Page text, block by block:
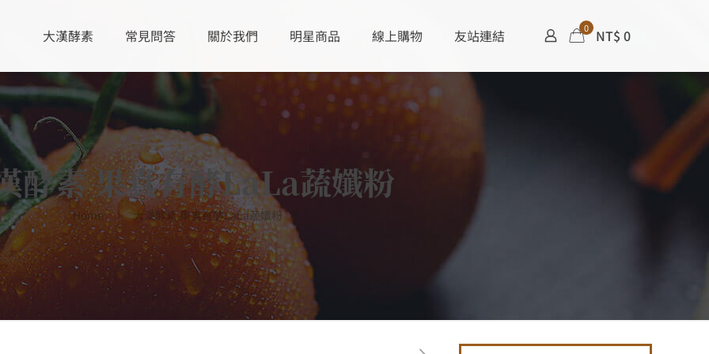
大漢酵素 常見問答 關於我們 明星商品 線上購物 友站連結 0 NT$ 0
酵素 果真有酵LaLa蔬孅粉
Home 大漢酵素 果真有酵LaLa蔬孅粉